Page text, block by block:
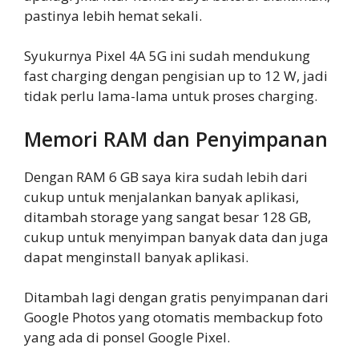
pastinya lebih hemat sekali.
Syukurnya Pixel 4A 5G ini sudah mendukung
fast charging dengan pengisian up to 12 W, jadi
tidak perlu lama-lama untuk proses charging.
Memori RAM dan Penyimpanan
Dengan RAM 6 GB saya kira sudah lebih dari
cukup untuk menjalankan banyak aplikasi,
ditambah storage yang sangat besar 128 GB,
cukup untuk menyimpan banyak data dan juga
dapat menginstall banyak aplikasi.
Ditambah lagi dengan gratis penyimpanan dari
Google Photos yang otomatis membackup foto
yang ada di ponsel Google Pixel.